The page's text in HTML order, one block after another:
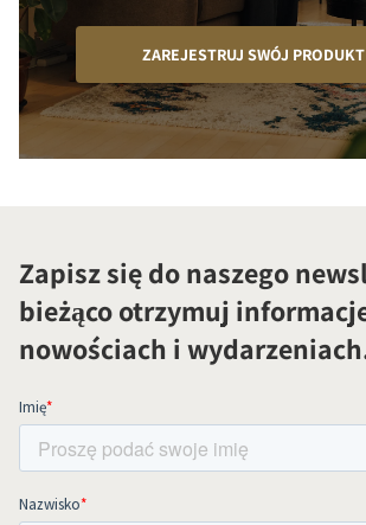
ZAREJESTRUJ SWÓJ PRODUKT
Zapisz się do naszego
bieżąco otrzymuj
nowościach i